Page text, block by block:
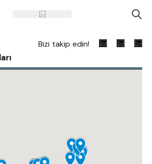
A
Bizi takip edin!